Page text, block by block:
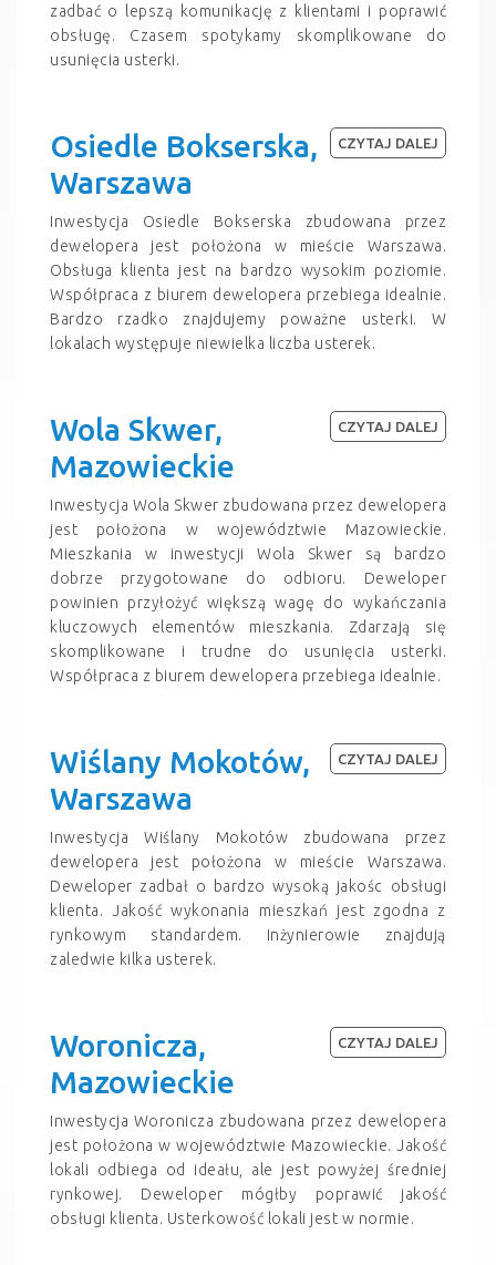
zadbać o lepszą komunikację z klientami i poprawić
obsługę. Czasem spotykamy skomplikowane do
usunięcia usterki.
Osiedle Bokserska,
Warszawa
Inwestycja Osiedle Bokserska zbudowana przez
dewelopera jest położona w mieście Warszawa.
Obsługa klienta jest na bardzo wysokim poziomie.
Współpraca z biurem dewelopera przebiega idealnie.
Bardzo rzadko znajdujemy poważne usterki. W
lokalach występuje niewielka liczba usterek.
CZYTAJ DALEJ
Wola Skwer,
Mazowieckie
Inwestycja Wola Skwer zbudowana przez dewelopera
jest położona w województwie Mazowieckie.
Mieszkania w inwestycji Wola Skwer są bardzo
dobrze przygotowane do odbioru. Deweloper
powinien przyłożyć większą wagę do wykańczania
kluczowych elementów mieszkania. Zdarzają się
skomplikowane i trudne do usunięcia usterki.
Współpraca z biurem dewelopera przebiega idealnie.
CZYTAJ DALEJ
Wiślany Mokotów,
Warszawa
Inwestycja Wiślany Mokotów zbudowana przez
dewelopera jest położona w mieście Warszawa.
Deweloper zadbał o bardzo wysoką jakośc obsługi
klienta. Jakość wykonania mieszkań jest zgodna z
rynkowym standardem. Inżynierowie znajdują
zaledwie kilka usterek.
CZYTAJ DALEJ
Woronicza,
Mazowieckie
Inwestycja Woronicza zbudowana przez dewelopera
jest położona w województwie Mazowieckie. Jakość
lokali odbiega od ideału, ale jest powyżej średniej
rynkowej. Deweloper mógłby poprawić jakość
obsługi klienta. Usterkowość lokali jest w normie.
CZYTAJ DALEJ